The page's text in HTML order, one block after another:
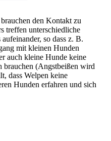
den Kontakt zu
treffen unterschiedliche
so dass z. B.
mit kleinen Hunden
auch kleine Hunde keine
brauchen (Angstbeißen wird
dass Welpen keine
Hunden erfahren und sich